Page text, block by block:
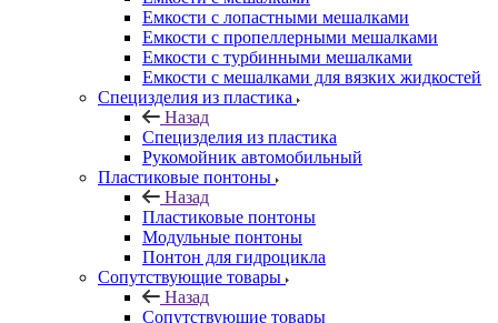
Емкости с лопастными мешалками
Емкости с пропеллерными мешалками
Емкости с турбинными мешалками
Емкости с мешалками для вязких жидкостей
Специзделия из пластика
Назад
Специзделия из пластика
Рукомойник автомобильный
Пластиковые понтоны
Назад
Пластиковые понтоны
Модульные понтоны
Понтон для гидроцикла
Сопутствующие товары
Назад
Сопутствующие товары